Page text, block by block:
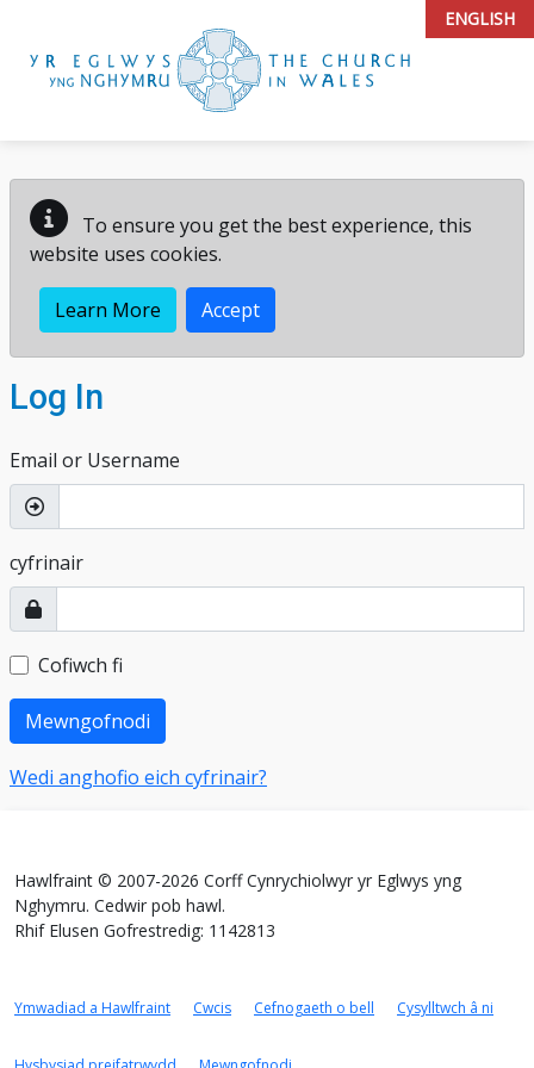
Church In Wales Portal ENGLISH
To ensure you get the best experience, this
website uses cookies.
Learn More Accept
Log In
Email or Username
cyfrinair
Cofiwch fi
Mewngofnodi
Wedi anghofio eich cyfrinair?
Hawlfraint © 2007-2026 Corff Cynrychiolwyr yr Eglwys yng
Nghymru. Cedwir pob hawl.
Rhif Elusen Gofrestredig: 1142813
Ymwadiad a Hawlfraint Cwcis Cefnogaeth o bell Cysylltwch â ni